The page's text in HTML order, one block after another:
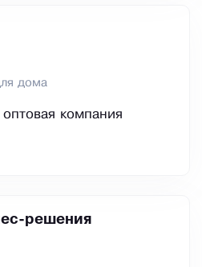
дома
компания
решения